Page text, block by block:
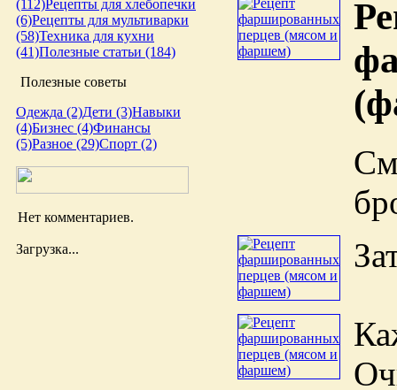
(112)Рецепты для хлебопечки
(6)Рецепты для мультиварки
(58)Техника для кухни
(41)Полезные статьи (184)
Полезные советы
Одежда (2)Дети (3)Навыки
(4)Бизнес (4)Финансы
(5)Разное (29)Спорт (2)
Нет комментариев.
Загрузка...